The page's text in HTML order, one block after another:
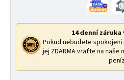
14 denní
Pokud nebudete
jej ZDARMA vraťte na naše